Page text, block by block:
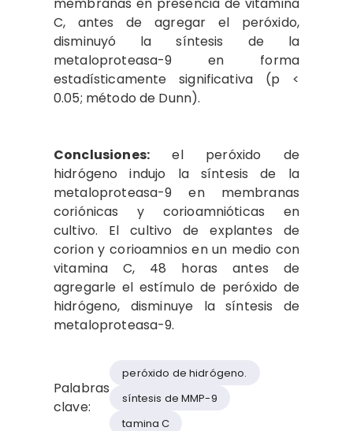
membranas en presencia de vitamina
C, antes de agregar el peróxido,
disminuyó la síntesis de la
metaloproteasa-9 en forma
estadísticamente significativa (p <
0.05; método de Dunn).
Conclusiones:el peróxido de
hidrógeno indujo la síntesis de la
metaloproteasa-9 en membranas
coriónicas y corioamnióticas en
cultivo. El cultivo de explantes de
corion y corioamnios en un medio con
vitamina C, 48 horas antes de
agregarle el estímulo de peróxido de
hidrógeno, disminuye la síntesis de
metaloproteasa-9.
Palabras
clave:
peróxido de hidrógeno.
síntesis de MMP-9
tamina C